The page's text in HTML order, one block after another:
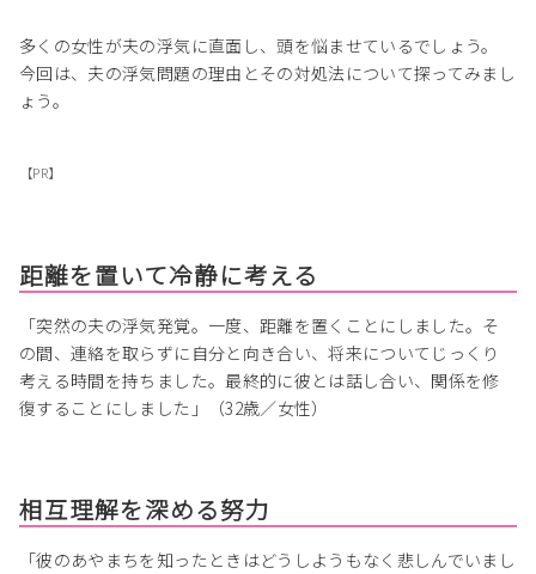
多くの女性が夫の浮気に直面し、頭を悩ませているでしょう。
今回は、夫の浮気問題の理由とその対処法について探ってみまし
ょう。
【PR】
距離を置いて冷静に考える
「突然の夫の浮気発覚。一度、距離を置くことにしました。そ
の間、連絡を取らずに自分と向き合い、将来についてじっくり
考える時間を持ちました。最終的に彼とは話し合い、関係を修
復することにしました」（32歳／女性）
相互理解を深める努力
「彼のあやまちを知ったときはどうしようもなく悲しんでいまし